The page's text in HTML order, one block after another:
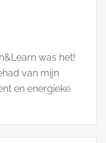
was het!
van mijn
en energieke